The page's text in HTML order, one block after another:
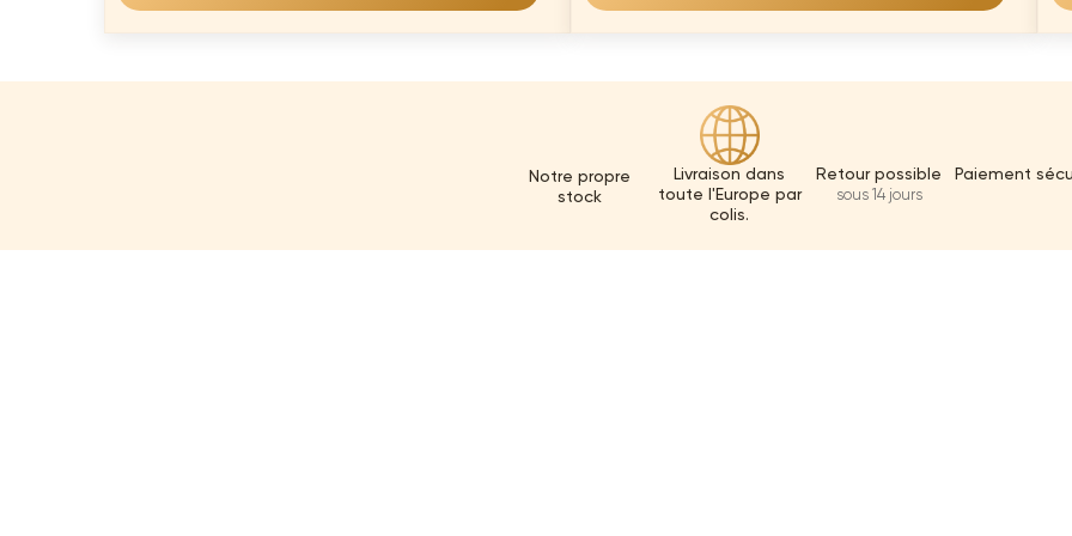
Notre propre
stock
Livraison dans
toute l'Europe par
colis.
Retour possible
sous 14 jours
Paiement